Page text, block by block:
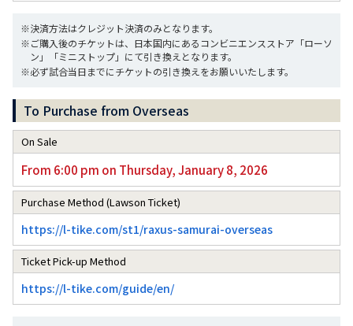
※決済方法はクレジット決済のみとなります。
※ご購入後のチケットは、日本国内にあるコンビニエンスストア「ローソ
ン」「ミニストップ」にて引き換えとなります。
※必ず試合当日までにチケットの引き換えをお願いいたします。
To Purchase from Overseas
On Sale
From 6:00 pm on Thursday, January 8, 2026
Purchase Method (Lawson Ticket)
https://l-tike.com/st1/raxus-samurai-overseas
Ticket Pick-up Method
https://l-tike.com/guide/en/